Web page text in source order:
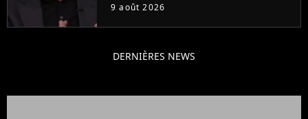
9 août 2026
DERNIÈRES NEWS